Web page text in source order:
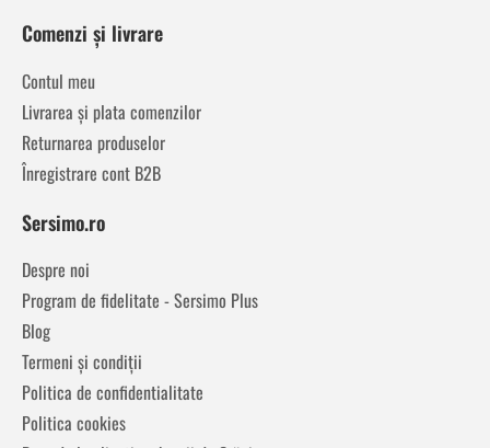
Comenzi și livrare
Contul meu
Livrarea și plata comenzilor
Returnarea produselor
Înregistrare cont B2B
Sersimo.ro
Despre noi
Program de fidelitate - Sersimo Plus
Blog
Termeni și condiții
Politica de confidentialitate
Politica cookies